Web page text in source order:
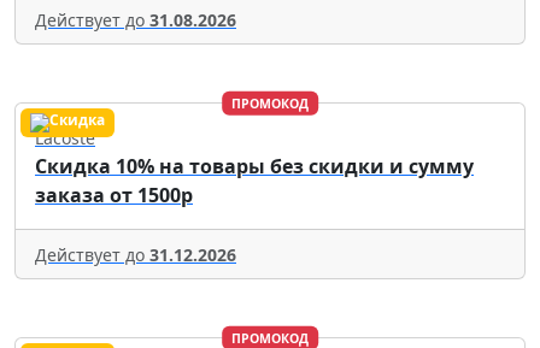
Действует до 31.08.2026
ПРОМОКОД
Lacoste
Скидка 10% на товары без скидки и сумму
заказа от 1500р
Действует до 31.12.2026
ПРОМОКОД